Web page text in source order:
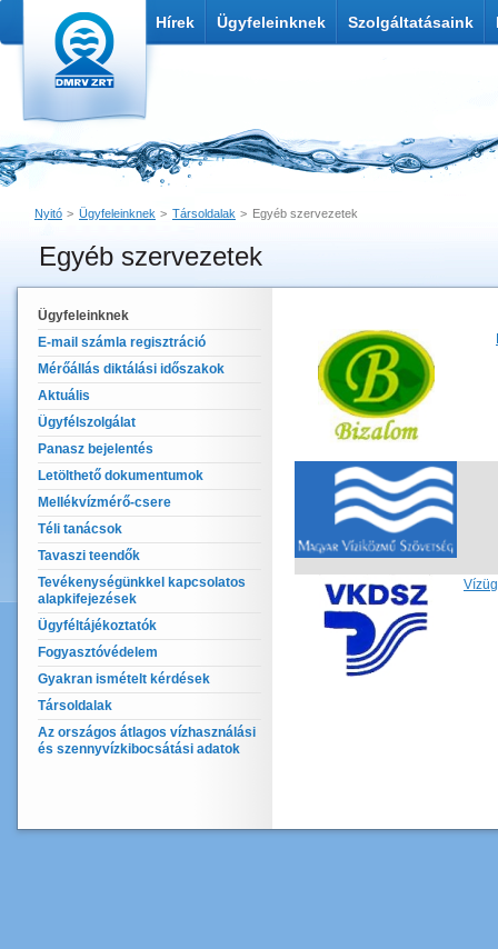
Hírek Ügyfeleinknek Szolgáltatásaink
Nyitó Ügyfeleinknek Társoldalak Egyéb szervezetek
Egyéb szervezetek
Link küldése
Nyomtatás
Ügyfeleinknek
E-mail számla regisztráció
Mérőállás diktálási időszakok
Aktuális
Ügyfélszolgálat
Panasz bejelentés
Letölthető dokumentumok
Mellékvízmérő-csere
Téli tanácsok
Tavaszi teendők
Tevékenységünkkel kapcsolatos
alapkifejezések
Ügyféltájékoztatók
Fogyasztóvédelem
Gyakran ismételt kérdések
Társoldalak
Az országos átlagos vízhasználási
és szennyvízkibocsátási adatok